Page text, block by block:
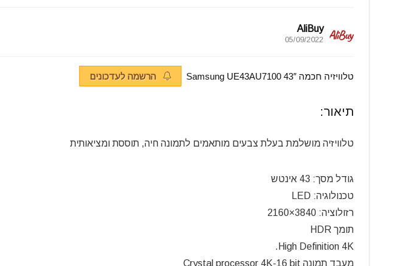
AliBuy
05/09/2022
טלוויזיה חכמה 43″ Samsung UE43AU7100 הרשמה לעדכונים
תיאור:
טלוויזיה מושלמת בעלת צבעים מותאמים לתמונה חיה, תוססת ומציאותית
גודל מסך: 43 אינטש
טכנולוגיה: LED
רזולוציה: 3840×2160
תומך HDR
High Definition 4K.
מעבד תמונה Crystal processor 4K-16 bit